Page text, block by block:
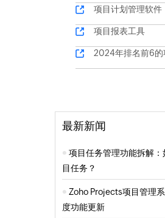
项目计划管理软件
项目报表工具
2024年排名前6的
最新新闻
项目任务管理功能拆解：
目任务？
Zoho Projects项目管理
度功能更新